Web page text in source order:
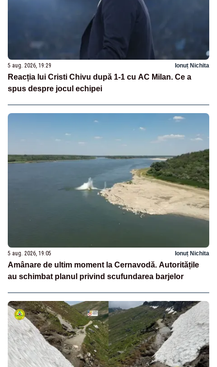
5 aug. 2026, 19:29 Ionuț Nichita
Reacția lui Cristi Chivu după 1-1 cu AC Milan. Ce a
spus despre jocul echipei
5 aug. 2026, 19:05 Ionuț Nichita
Amânare de ultim moment la Cernavodă. Autoritățile
au schimbat planul privind scufundarea barjelor